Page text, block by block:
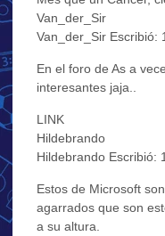
Van_der_Sir
Van_der_Sir Escribió:
En el foro de As a
interesantes jaja..
LINK
Hildebrando
Hildebrando Escribió:
Estos de Microsoft
agarrados que son
a su altura.